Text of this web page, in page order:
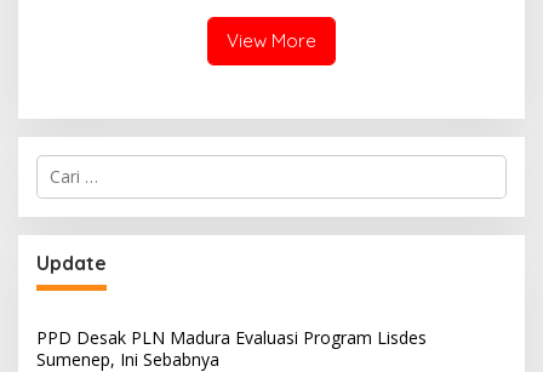
View More
Cari
untuk:
Update
PPD Desak PLN Madura Evaluasi Program Lisdes
Sumenep, Ini Sebabnya